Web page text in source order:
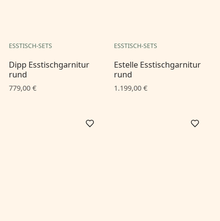
ESSTISCH-SETS
Dipp Esstischgarnitur
rund
779,00 €
ESSTISCH-SETS
Estelle Esstischgarnitur
rund
1.199,00 €